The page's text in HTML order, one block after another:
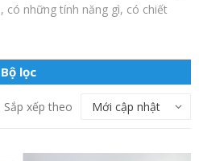
những tính năng gì, có chiết
Bộ lọc
Sắp xếp theo